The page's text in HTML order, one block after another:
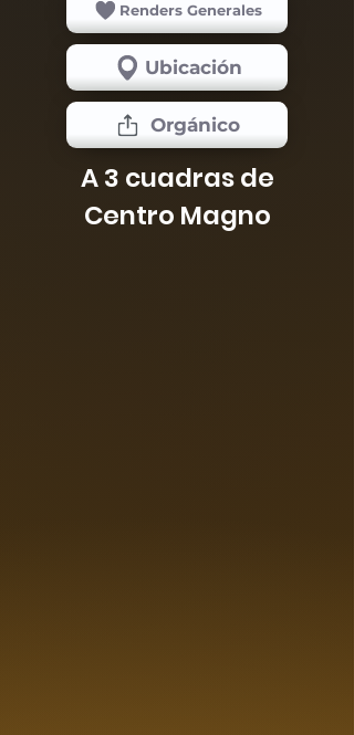
Renders Generales
Ubicación
Orgánico
A 3 cuadras de
Centro Magno